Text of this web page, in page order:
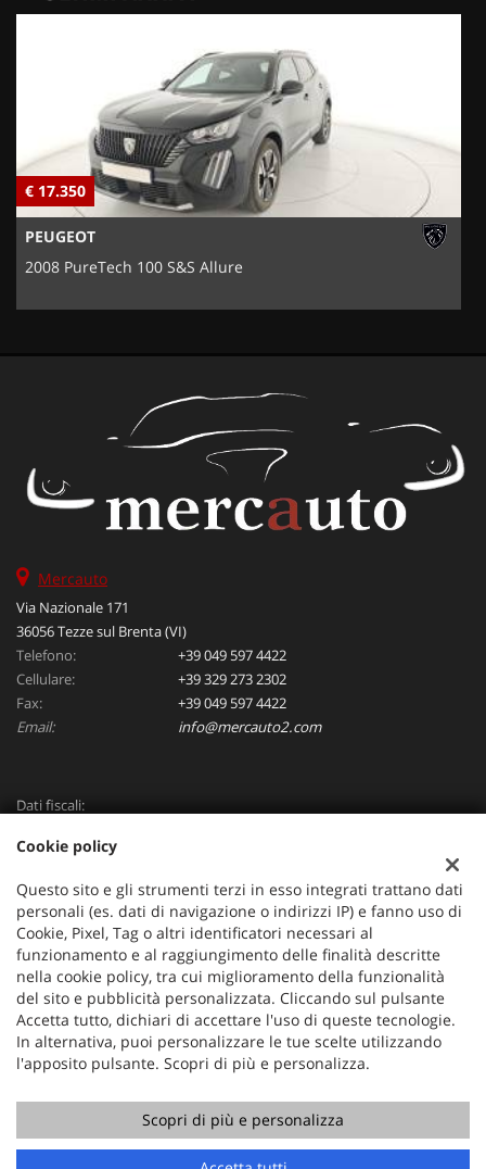
Contatta un consulente
€ 17.350
PEUGEOT
2008 PureTech 100 S&S Allure
Mercauto
Via Nazionale 171
36056 Tezze sul Brenta (VI)
Telefono:
+39 049 597 4422
Cellulare:
+39 329 273 2302
Fax:
+39 049 597 4422
Email:
info@mercauto2.com
Dati fiscali:
Via Nazionale, 171 PD - 36056 Tezze sul Brenta
Registro delle imprese:PD
Copyright © 2026 GestionaleAuto.com S.r.l., Tutti i diritti
riservati -Leggi l'informativa sulla privacy-Cookie Policy
Cookie policy
Questo sito e gli strumenti terzi in esso integrati trattano dati
personali (es. dati di navigazione o indirizzi IP) e fanno uso di
Cookie, Pixel, Tag o altri identificatori necessari al
funzionamento e al raggiungimento delle finalità descritte
nella cookie policy, tra cui miglioramento della funzionalità
del sito e pubblicità personalizzata. Cliccando sul pulsante
Accetta tutto, dichiari di accettare l'uso di queste tecnologie.
In alternativa, puoi personalizzare le tue scelte utilizzando
l'apposito pulsante. Scopri di più e personalizza.
Scopri di più e personalizza